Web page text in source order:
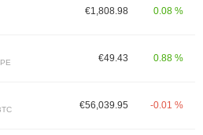
€1,808.98 0.08 %
€49.43 0.88 %
€56,039.95 -0.01 %